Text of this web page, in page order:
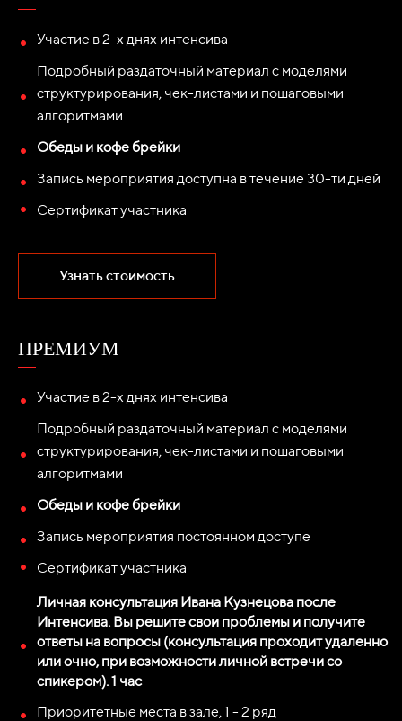
Участие в 2-х днях интенсива
Подробный раздаточный материал с моделями
структурирования, чек-листами и пошаговыми
алгоритмами
Обеды и кофе брейки
Запись мероприятия доступна в течение 30-ти дней
Сертификат участника
Узнать стоимость
ПРЕМИУМ
Участие в 2-х днях интенсива
Подробный раздаточный материал с моделями
структурирования, чек-листами и пошаговыми
алгоритмами
Обеды и кофе брейки
Запись мероприятия постоянном доступе
Сертификат участника
Личная консультация Ивана Кузнецова после
Интенсива. Вы решите свои проблемы и получите
ответы на вопросы (консультация проходит удаленно
или очно, при возможности личной встречи со
спикером). 1 час
Приоритетные места в зале, 1 - 2 ряд